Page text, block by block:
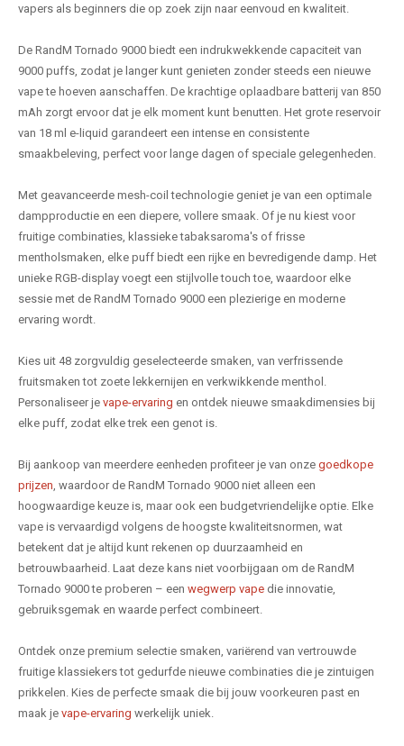
vapers als beginners die op zoek zijn naar eenvoud en kwaliteit.
De RandM Tornado 9000 biedt een indrukwekkende capaciteit van
9000 puffs, zodat je langer kunt genieten zonder steeds een nieuwe
vape te hoeven aanschaffen. De krachtige oplaadbare batterij van 850
mAh zorgt ervoor dat je elk moment kunt benutten. Het grote reservoir
van 18 ml e-liquid garandeert een intense en consistente
smaakbeleving, perfect voor lange dagen of speciale gelegenheden.
Met geavanceerde mesh-coil technologie geniet je van een optimale
dampproductie en een diepere, vollere smaak. Of je nu kiest voor
fruitige combinaties, klassieke tabaksaroma's of frisse
mentholsmaken, elke puff biedt een rijke en bevredigende damp. Het
unieke RGB-display voegt een stijlvolle touch toe, waardoor elke
sessie met de RandM Tornado 9000 een plezierige en moderne
ervaring wordt.
Kies uit 48 zorgvuldig geselecteerde smaken, van verfrissende
fruitsmaken tot zoete lekkernijen en verkwikkende menthol.
Personaliseer je vape-ervaring en ontdek nieuwe smaakdimensies bij
elke puff, zodat elke trek een genot is.
Bij aankoop van meerdere eenheden profiteer je van onze goedkope
prijzen , waardoor de RandM Tornado 9000 niet alleen een
hoogwaardige keuze is, maar ook een budgetvriendelijke optie. Elke
vape is vervaardigd volgens de hoogste kwaliteitsnormen, wat
betekent dat je altijd kunt rekenen op duurzaamheid en
betrouwbaarheid. Laat deze kans niet voorbijgaan om de RandM
Tornado 9000 te proberen – een wegwerp vape die innovatie,
gebruiksgemak en waarde perfect combineert.
Ontdek onze premium selectie smaken, variërend van vertrouwde
fruitige klassiekers tot gedurfde nieuwe combinaties die je zintuigen
prikkelen. Kies de perfecte smaak die bij jouw voorkeuren past en
maak je vape-ervaring werkelijk uniek.